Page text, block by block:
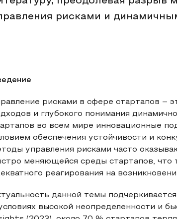
рисками и
рисками в сфере стартапов –
и глубокого понимания
во всем мире инновационные
обеспечения устойчивости и
управления рисками часто
меняющейся среды стартапов, что
реагирования на
данной темы
высокой неопределенности и